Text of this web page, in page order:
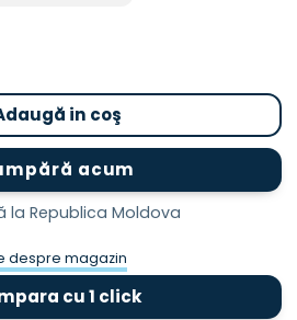
in coş
acum
laRepublica Moldova
despre magazin
cu 1 click